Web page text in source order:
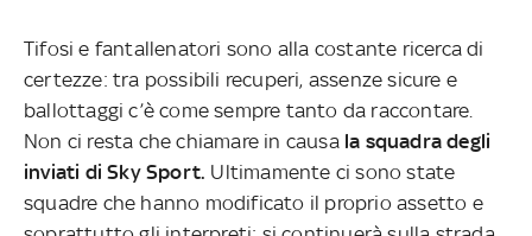
Tifosi e fantallenatori sono alla costante ricerca di
certezze: tra possibili recuperi, assenze sicure e
ballottaggi c’è come sempre tanto da raccontare.
Non ci resta che chiamare in causala squadra degli
inviati di Sky Sport. Ultimamente ci sono state
squadre che hanno modificato il proprio assetto e